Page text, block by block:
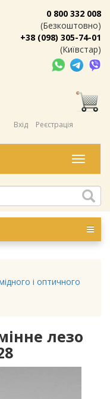
0 800 332 008
(Безкоштовно)
+38 (098) 305-74-01
(Київстар)
Вхід Реєстрація
Меню
і оптичного
лезо